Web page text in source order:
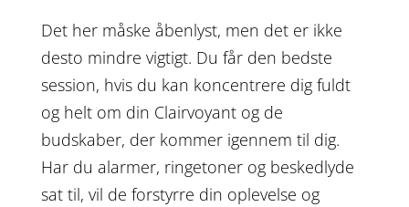
Det her måske åbenlyst, men det er ikke
desto mindre vigtigt. Du får den bedste
session, hvis du kan koncentrere dig fuldt
og helt om din Clairvoyant og de
budskaber, der kommer igennem til dig.
Har du alarmer, ringetoner og beskedlyde
sat til, vil de forstyrre din oplevelse og